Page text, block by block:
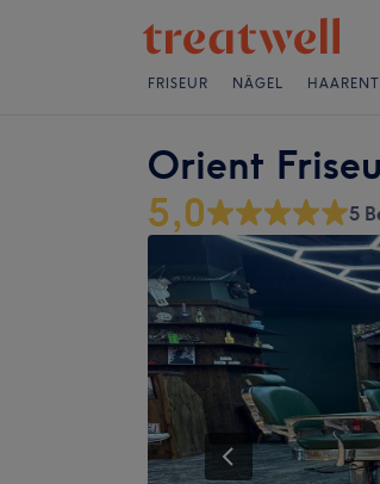
FRISEUR NÄGEL
Orient
5,0 5